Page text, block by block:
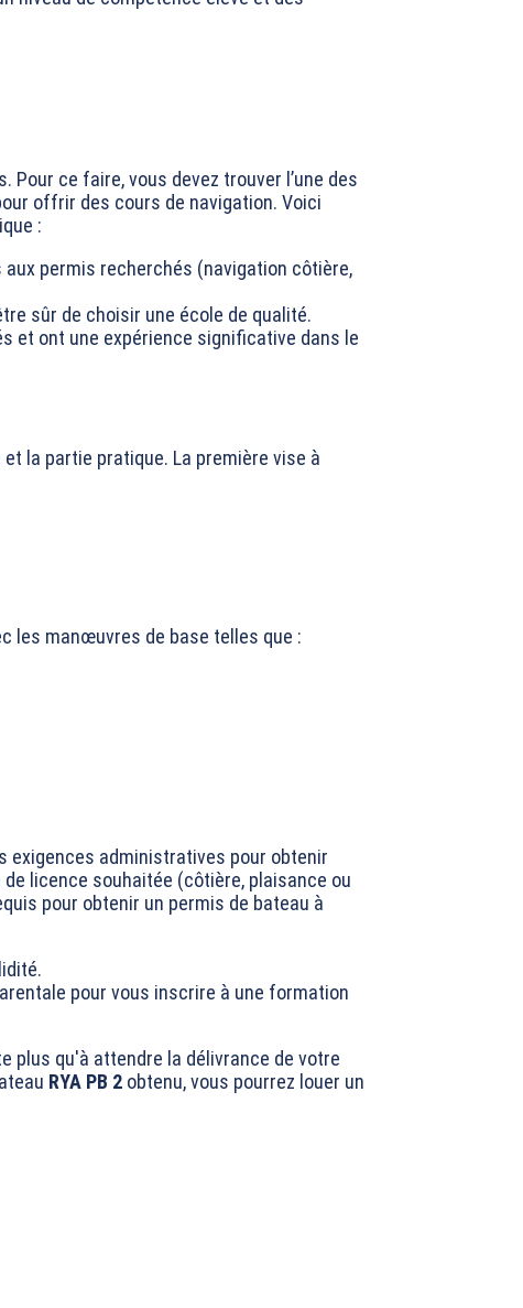
Pour ce faire, vous devez trouver l’une des
offrir des cours de navigation. Voici
:
permis recherchés (navigation côtière,
sûr de choisir une école de qualité.
et ont une expérience significative dans le
la partie pratique. La première vise à
les manœuvres de base telles que :
exigences administratives pour obtenir
licence souhaitée (côtière, plaisance ou
pour obtenir un permis de bateau à
pour vous inscrire à une formation
plus qu'à attendre la délivrance de votre
RYA PB 2 obtenu, vous pourrez louer un